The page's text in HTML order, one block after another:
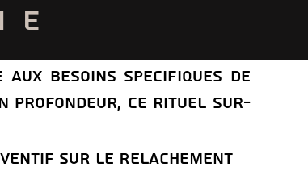
besoins specifiques de
profondeur, ce rituel sur-
SUR LE RELaCHEMENT